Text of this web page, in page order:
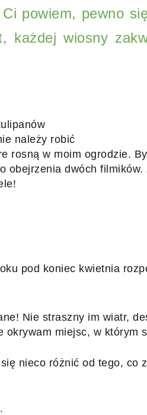
powiem, pewno
każdej wiosny
należy robić
rosną w moim ogrodzie.
obejrzenia dwóch
pod koniec kwietnia
Nie straszny im wiatr,
okrywam miejsc, w którym
nieco różnić od tego, co